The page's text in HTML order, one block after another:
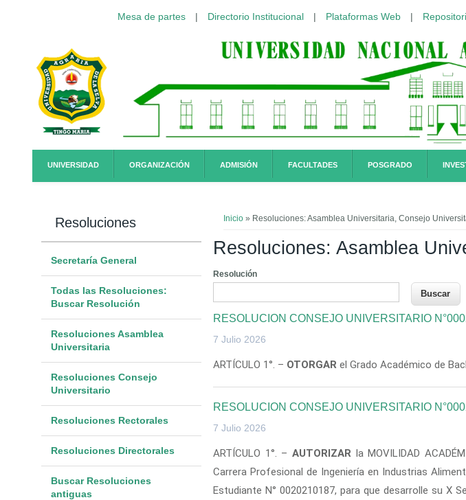
Mesa de partes | Directorio Institucional | Plataformas Web |
UNIVERSIDAD ORGANIZACIÓN ADMISIÓN FACULTADES POSGRADO
Inicio » Resoluciones: Asamblea Universitaria, Consejo
Resoluciones: Asamblea
Resolución
RESOLUCION CONSEJO UNIVERSITARIO
7 Julio 2026
ARTÍCULO 1°. – OTORGAR el Grado Académico de
RESOLUCION CONSEJO UNIVERSITARIO
7 Julio 2026
ARTÍCULO 1°. – AUTORIZARla MOVILIDAD
Carrera Profesional de Ingeniería en Industrias
Estudiante N° 0020210187, para que desarrolle su X
Resoluciones
Secretaría General
Todas las Resoluciones:
Buscar Resolución
Resoluciones Asamblea
Universitaria
Resoluciones Consejo
Universitario
Resoluciones Rectorales
Resoluciones Directorales
Buscar Resoluciones
antiguas